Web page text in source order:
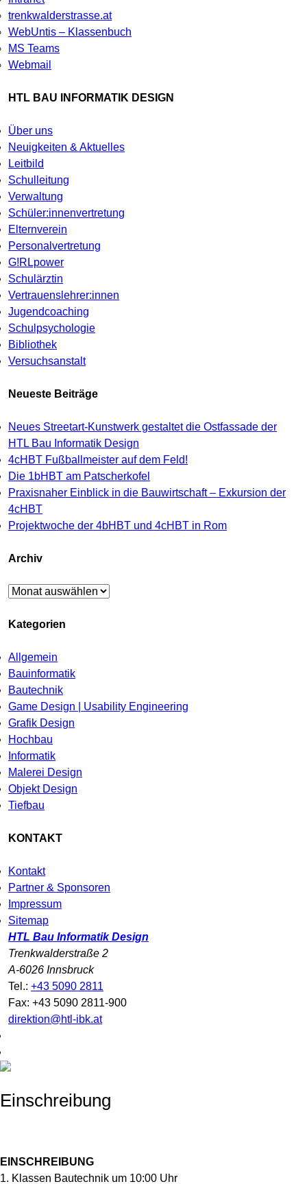
trenkwalderstrasse.at
WebUntis – Klassenbuch
MS Teams
Webmail
HTL BAU INFORMATIK DESIGN
Über uns
Neuigkeiten & Aktuelles
Leitbild
Schulleitung
Verwaltung
Schüler:innenvertretung
Elternverein
Personalvertretung
G!RLpower
Schulärztin
Vertrauenslehrer:innen
Jugendcoaching
Schulpsychologie
Bibliothek
Versuchsanstalt
Neueste Beiträge
Neues Streetart-Kunstwerk gestaltet die Ostfassade der
HTL Bau Informatik Design
4cHBT Fußballmeister auf dem Feld!
Die 1bHBT am Patscherkofel
Praxisnaher Einblick in die Bauwirtschaft – Exkursion der
4cHBT
Projektwoche der 4bHBT und 4cHBT in Rom
Archiv
Archiv
Kategorien
Allgemein
Bauinformatik
Bautechnik
Game Design | Usability Engineering
Grafik Design
Hochbau
Informatik
Malerei Design
Objekt Design
Tiefbau
KONTAKT
Kontakt
Partner & Sponsoren
Impressum
Sitemap
HTL Bau Informatik Design
Trenkwalderstraße 2
A-6026 Innsbruck
Tel.: +43 5090 2811
Fax: +43 5090 2811-900
direktion@htl-ibk.at
Einschreibung
EINSCHREIBUNG
1. Klassen Bautechnik um 10:00 Uhr